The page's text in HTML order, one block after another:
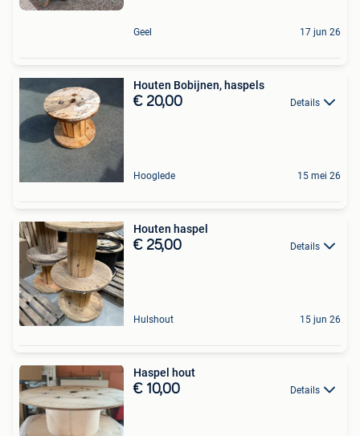
Geel 17 jun 26
Houten Bobijnen, haspels
€ 20,00 Details
Hooglede 15 mei 26
Houten haspel
€ 25,00 Details
Hulshout 15 jun 26
Haspel hout
€ 10,00 Details